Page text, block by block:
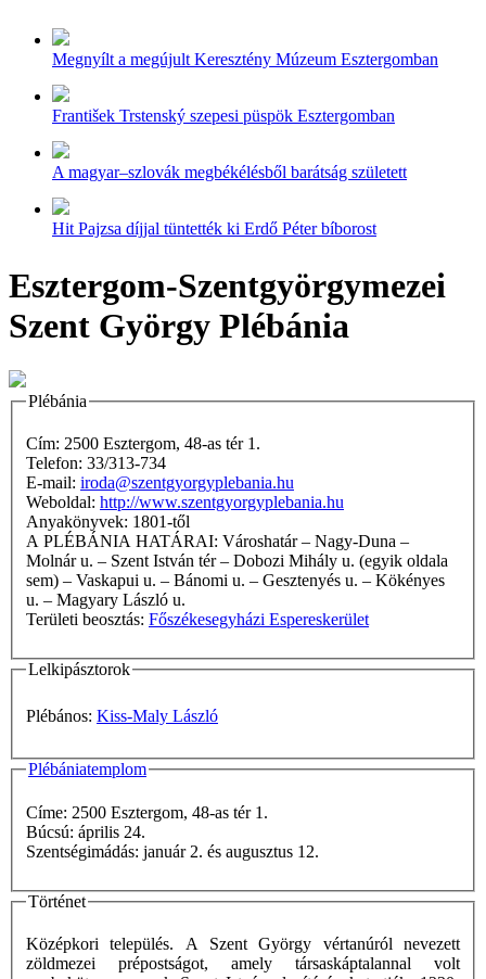
Megnyílt a megújult Keresztény Múzeum Esztergomban
František Trstenský szepesi püspök Esztergomban
A magyar–szlovák megbékélésből barátság született
Hit Pajzsa díjjal tüntették ki Erdő Péter bíborost
Esztergom-Szentgyörgymezei
Szent György Plébánia
Plébánia
Cím: 2500 Esztergom, 48-as tér 1.
Telefon: 33/313-734
E-mail: iroda@szentgyorgyplebania.hu
Weboldal: http://www.szentgyorgyplebania.hu
Anyakönyvek: 1801-től
A PLÉBÁNIA HATÁRAI: Városhatár – Nagy-Duna –
Molnár u. – Szent István tér – Dobozi Mihály u. (egyik oldala
sem) – Vaskapui u. – Bánomi u. – Gesztenyés u. – Kökényes
u. – Magyary László u.
Területi beosztás: Főszékesegyházi Espereskerület
Lelkipásztorok
Plébános: Kiss-Maly László
Plébániatemplom
Címe: 2500 Esztergom, 48-as tér 1.
Búcsú: április 24.
Szentségimádás: január 2. és augusztus 12.
Történet
Középkori település. A Szent György vértanúról nevezett
zöldmezei prépostságot, amely társaskáptalannal volt